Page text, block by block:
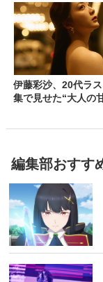
伊藤彩沙、20代ラ
集で見せた“大人の
編集部おすす